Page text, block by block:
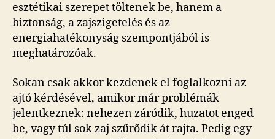
esztétikai szerepet töltenek be, hanem a
biztonság, a zajszigetelés és az
energiahatékonyság szempontjából is
meghatározóak.
Sokan csak akkor kezdenek el foglalkozni az
ajtó kérdésével, amikor már problémák
jelentkeznek: nehezen záródik, huzatot enged
be, vagy túl sok zaj szűrődik át rajta. Pedig egy